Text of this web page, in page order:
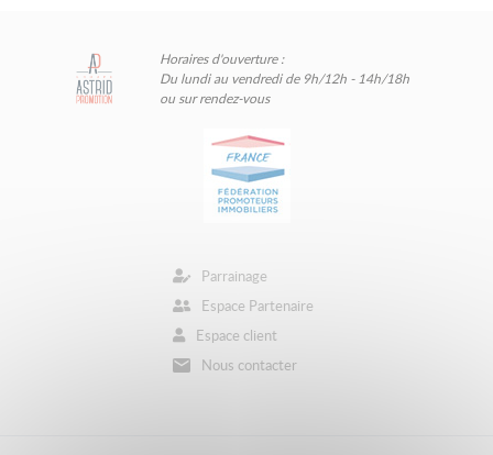
Horaires d'ouverture :
Du lundi au vendredi de 9h/12h - 14h/18h
ou sur rendez-vous
Parrainage
Espace Partenaire
Espace client
Nous contacter